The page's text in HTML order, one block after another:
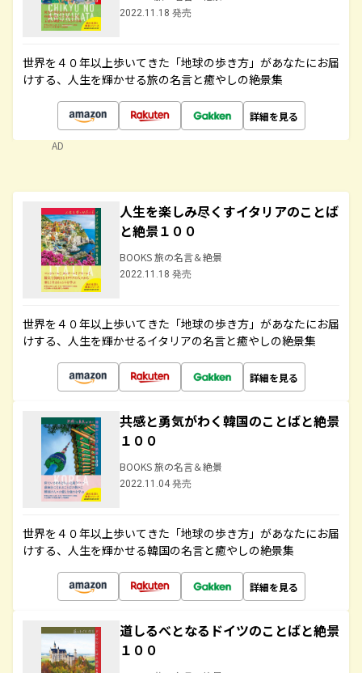
2022.11.18 発売
世界を４０年以上歩いてきた「地球の歩き方」があなたにお届
けする、人生を輝かせる旅の名言と癒やしの絶景集
詳細を見る
AD
人生を楽しみ尽くすイタリアのことば
と絶景１００
BOOKS 旅の名言＆絶景
2022.11.18 発売
世界を４０年以上歩いてきた「地球の歩き方」があなたにお届
けする、人生を輝かせるイタリアの名言と癒やしの絶景集
詳細を見る
共感と勇気がわく韓国のことばと絶景
１００
BOOKS 旅の名言＆絶景
2022.11.04 発売
世界を４０年以上歩いてきた「地球の歩き方」があなたにお届
けする、人生を輝かせる韓国の名言と癒やしの絶景集
詳細を見る
道しるべとなるドイツのことばと絶景
１００